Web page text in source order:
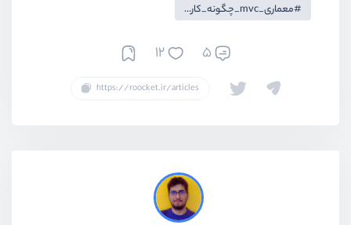
معماری_mvc_چگونه_کار_میکند
5
12